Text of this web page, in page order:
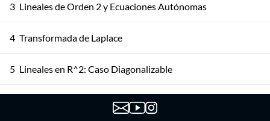
3 Lineales de Orden 2 y Ecuaciones Autónomas
4 Transformada de Laplace
5 Lineales en R^2: Caso Diagonalizable
Lineales en R^2: Caso Jordan